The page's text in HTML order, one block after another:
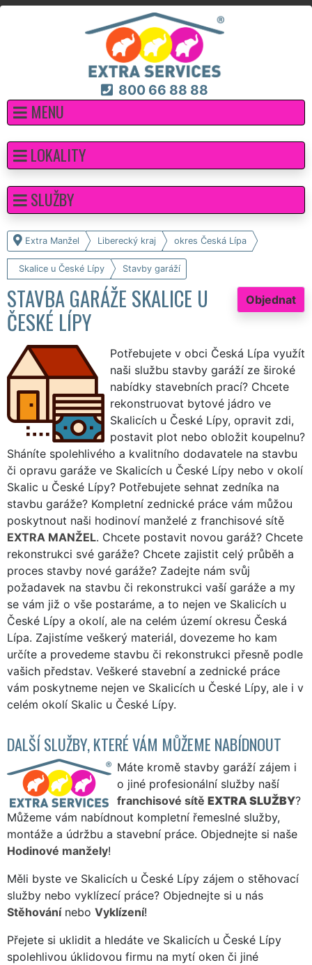
800 66 88 88
MENU
Extra Manžel Liberecký kraj okres Česká Lípa
Skalice u České Lípy Stavby garáží
Objednat
STAVBA GARÁŽE SKALICE U
ČESKÉ LÍPY
Potřebujete v obci Česká Lípa využít
naši službu stavby garáží ze široké
nabídky stavebních prací? Chcete
rekonstruovat bytové jádro ve
Skalicích u České Lípy, opravit zdi,
postavit plot nebo obložit koupelnu?
Sháníte spolehlivého a kvalitního dodavatele na stavbu
či opravu garáže ve Skalicích u České Lípy nebo v okolí
Skalic u České Lípy? Potřebujete sehnat zedníka na
stavbu garáže? Kompletní zednické práce vám můžou
poskytnout naši hodinoví manželé z franchisové sítě
EXTRA MANŽEL. Chcete postavit novou garáž? Chcete
rekonstrukci své garáže? Chcete zajistit celý průběh a
proces stavby nové garáže? Zadejte nám svůj
požadavek na stavbu či rekonstrukci vaší garáže a my
se vám již o vše postaráme, a to nejen ve Skalicích u
České Lípy a okolí, ale na celém území okresu Česká
Lípa. Zajistíme veškerý materiál, dovezeme ho kam
určíte a provedeme stavbu či rekonstrukci přesně podle
vašich představ. Veškeré stavební a zednické práce
vám poskytneme nejen ve Skalicích u České Lípy, ale i v
celém okolí Skalic u České Lípy.
DALŠÍ SLUŽBY, KTERÉ VÁM MŮŽEME NABÍDNOUT
Máte kromě stavby garáží zájem i
o jiné profesionální služby naší
franchisové sítě EXTRA SLUŽBY?
Můžeme vám nabídnout kompletní řemeslné služby,
montáže a údržbu a stavební práce. Objednejte si naše
Hodinové manžely!
Měli byste ve Skalicích u České Lípy zájem o stěhovací
služby nebo vyklízecí práce? Objednejte si u nás
Stěhovánínebo Vyklízení!
Přejete si uklidit a hledáte ve Skalicích u České Lípy
spolehlivou úklidovou firmu na mytí oken či jiné
LOKALITY
SLUŽBY